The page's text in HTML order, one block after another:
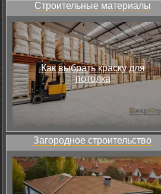
Строительные материалы
Как выбрать краску для
потолка
Загородное строительство